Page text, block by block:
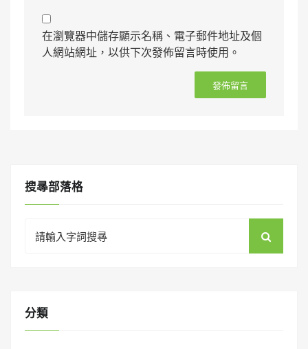
在瀏覽器中儲存顯示名稱、電子郵件地址及個
人網站網址，以供下次發佈留言時使用。
搜㝷部落格
for:
分類